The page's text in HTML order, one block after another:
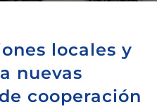
locales y
nuevas
cooperación